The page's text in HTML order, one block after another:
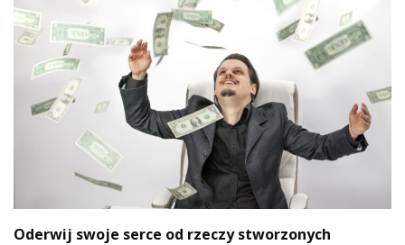
Oderwij swoje serce od rzeczy stworzonych